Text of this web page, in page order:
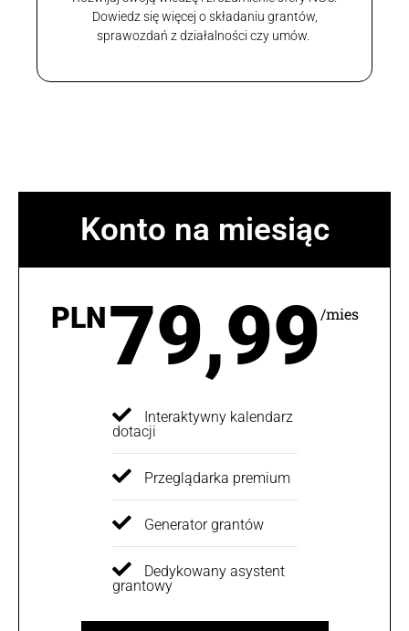
Dowiedz się więcej o składaniu grantów,
sprawozdań z działalności czy umów.
Konto na miesiąc
PLN79,99/mies
Interaktywny kalendarz
dotacji
Przeglądarka premium
Generator grantów
Dedykowany asystent
grantowy